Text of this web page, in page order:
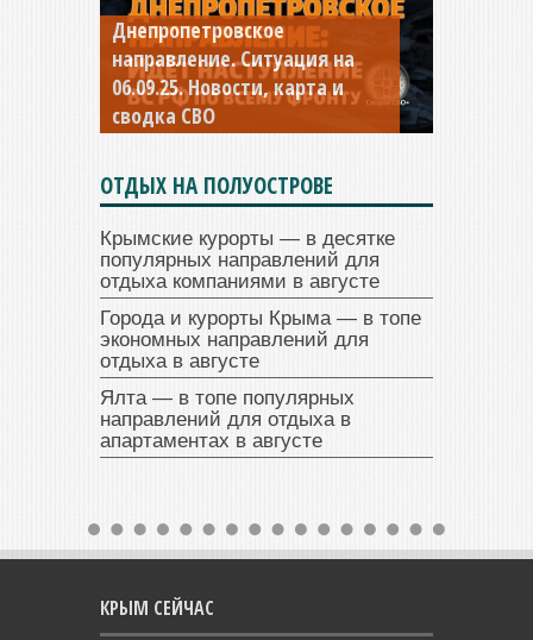
Днепропетровское
направление. Ситуация на
06.09.25. Новости, карта и
сводка СВО
Константиновское
направление. Ситуация на
04.09.25 Новости, карта и
сводка СВО
ОТДЫХ НА ПОЛУОСТРОВЕ
Крымские курорты — в десятке
популярных направлений для
отдыха компаниями в августе
Города и курорты Крыма — в топе
экономных направлений для
отдыха в августе
Ялта — в топе популярных
направлений для отдыха в
апартаментах в августе
КРЫМ СЕЙЧАС